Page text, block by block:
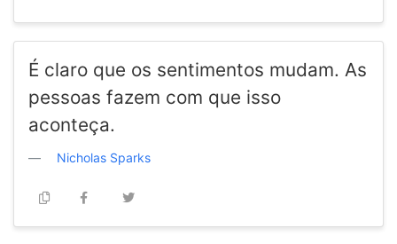
É claro que os sentimentos mudam. As
pessoas fazem com que isso
aconteça.
Nicholas Sparks